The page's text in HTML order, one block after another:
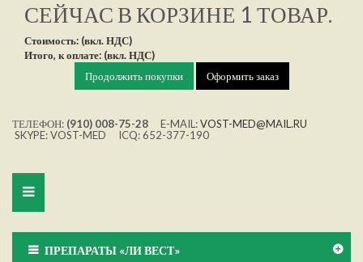
СЕЙЧАС В КОРЗИНЕ 1 ТОВАР.
Стоимость: (вкл. НДС)
Итого, к оплате: (вкл. НДС)
Продолжить покупки
Оформить заказ
ТЕЛЕФОН: (910) 008-75-28 E-MAIL:VOST-MED@MAIL.RU
SKYPE: VOST-MED ICQ: 652-377-190
Toggle
ПРЕПАРАТЫ «ЛИ ВЕСТ»